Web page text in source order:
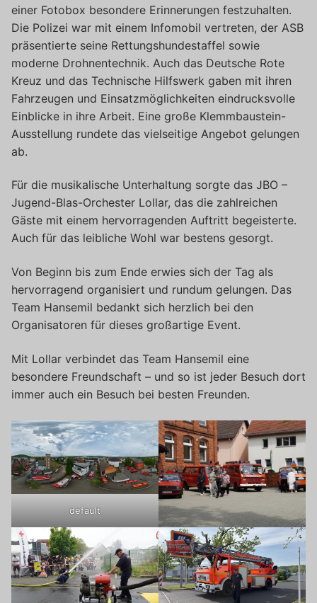
einer Fotobox besondere Erinnerungen festzuhalten.
Die Polizei war mit einem Infomobil vertreten, der ASB
präsentierte seine Rettungshundestaffel sowie
moderne Drohnentechnik. Auch das Deutsche Rote
Kreuz und das Technische Hilfswerk gaben mit ihren
Fahrzeugen und Einsatzmöglichkeiten eindrucksvolle
Einblicke in ihre Arbeit. Eine große Klemmbaustein-
Ausstellung rundete das vielseitige Angebot gelungen
ab.
Für die musikalische Unterhaltung sorgte das JBO –
Jugend-Blas-Orchester Lollar, das die zahlreichen
Gäste mit einem hervorragenden Auftritt begeisterte.
Auch für das leibliche Wohl war bestens gesorgt.
Von Beginn bis zum Ende erwies sich der Tag als
hervorragend organisiert und rundum gelungen. Das
Team Hansemil bedankt sich herzlich bei den
Organisatoren für dieses großartige Event.
Mit Lollar verbindet das Team Hansemil eine
besondere Freundschaft – und so ist jeder Besuch dort
immer auch ein Besuch bei besten Freunden.
default